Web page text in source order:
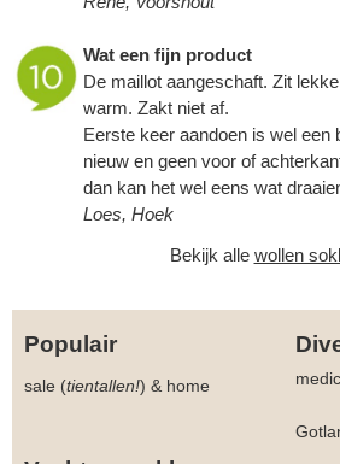
Wat een fijn product
De maillot aangeschaft. Zit
warm. Zakt niet af.
Eerste keer aandoen is wel een
nieuw en geen voor of
dan kan het wel eens wat
Loes, Hoek
Bekijk alle wollen
Populair
sale (tientallen!) & home